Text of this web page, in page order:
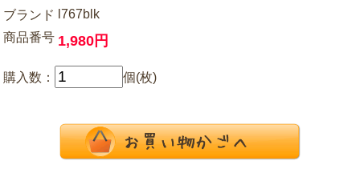
ブランド
商品番号
l767blk
1,980円
購入数： 個(枚)